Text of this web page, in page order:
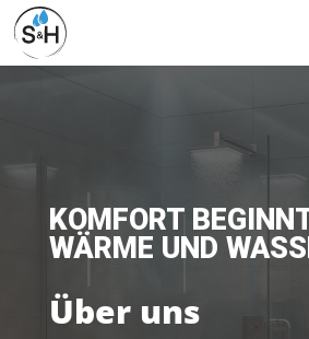
KOMFORT
WÄRME UND
Über uns